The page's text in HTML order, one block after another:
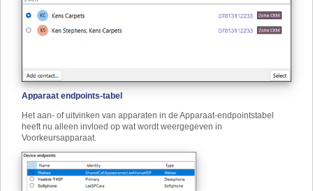
Apparaat endpoints-tabel
Het aan- of uitvinken van apparaten in de Apparaat-endpointstabel
heeft nu alleen invloed op wat wordt weergegeven in
Voorkeursapparaat.